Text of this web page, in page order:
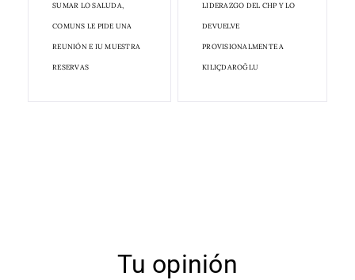
SUMAR LO SALUDA,
COMUNS LE PIDE UNA
REUNIÓN E IU MUESTRA
RESERVAS
LIDERAZGO DEL CHP Y LO
DEVUELVE
PROVISIONALMENTE A
KILIÇDAROĞLU
Tu opinión